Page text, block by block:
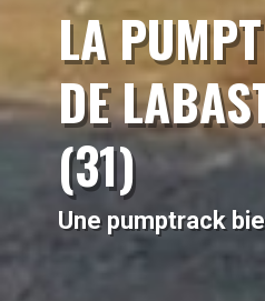
LA
DE
(31)
Une pumptrack